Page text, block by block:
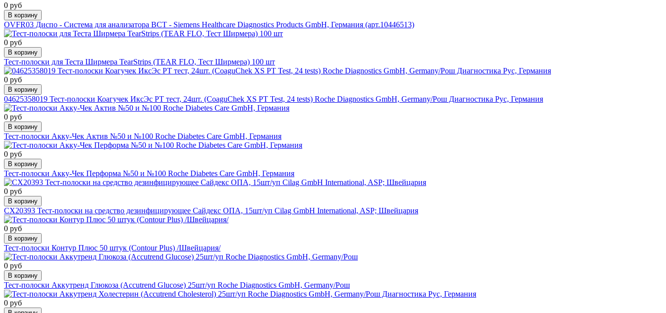
0 руб
В корзину
OVFR03 Диспо - Система для анализатора BCT - Siemens Healthcare Diagnostics Products GmbH, Германия (арт.10446513)
0 руб
В корзину
Тест-полоски для Теста Ширмера TearStrips (TEAR FLO, Тест Ширмера) 100 шт
0 руб
В корзину
04625358019 Тест-полоски Коагучек ИксЭс РТ тест, 24шт. (CoaguChek XS РТ Test, 24 tests) Roche Diagnostics GmbH, Germany/Рош Диагностика Рус, Германия
0 руб
В корзину
Тест-полоски Акку-Чек Актив №50 и №100 Roche Diabetes Care GmbH, Германия
0 руб
В корзину
Тест-полоски Акку-Чек Перформа №50 и №100 Roche Diabetes Care GmbH, Германия
0 руб
В корзину
CX20393 Тест-полоски на средство дезинфицирующее Сайдекс ОПА, 15шт/уп Cilag GmbH International, ASP; Швейцария
0 руб
В корзину
Тест-полоски Контур Плюс 50 штук (Contour Plus) /Швейцария/
0 руб
В корзину
Тест-полоски Аккутренд Глюкоза (Accutrend Glucose) 25шт/уп Roche Diagnostics GmbH, Germany/Рош
0 руб